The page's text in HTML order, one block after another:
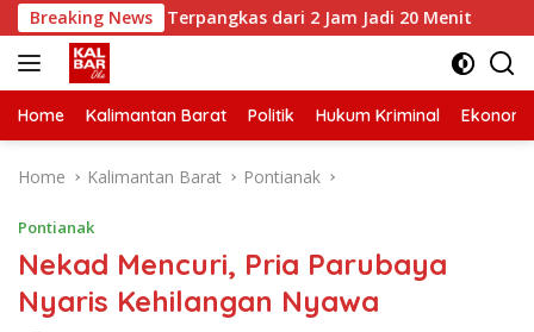
Skip
to
content
Breaking News
Serimbu Terpangkas dari 2 Jam Jadi 20 Menit
Home Kalimantan Barat Politik Hukum Kriminal Ekonomi
Home Kalimantan Barat Pontianak
Pontianak
Nekad Mencuri, Pria Parubaya
Nyaris Kehilangan Nyawa